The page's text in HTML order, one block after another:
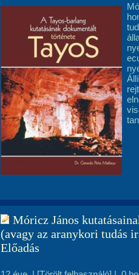
Móricz János
(avagy az aranykori tudás
Előadás